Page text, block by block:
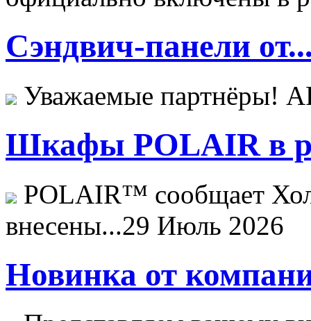
Сэндвич-панели
Уважаемые
Шкафы POLAIR в
POLAIR™ сообщает
внесены...29 Июль 2026
Новинка от